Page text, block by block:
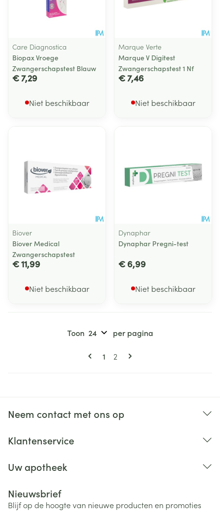
Care Diagnostica
Biopax Vroege
Zwangerschapstest Blauw
€ 7,29
Niet beschikbaar
Marque Verte
Marque V Digitest
Zwangerschapstest 1 Nf
€ 7,46
Niet beschikbaar
Biover
Biover Medical
Zwangerschapstest
€ 11,99
Niet beschikbaar
Dynaphar
Dynaphar Pregni-test
€ 6,99
Niet beschikbaar
Pagina's
U lees momenteel pagina
1 Pagina
2
Toon per pagina
Neem contact met ons op
Klantenservice
Uw apotheek
Nieuwsbrief
Blijf op de hoogte van nieuwe producten en promoties